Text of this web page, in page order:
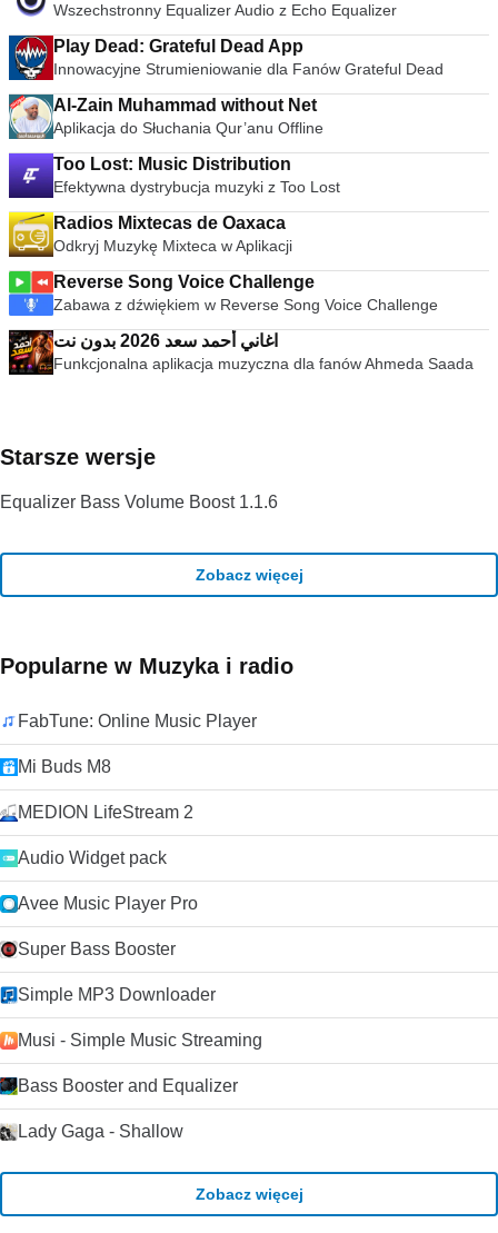
Wszechstronny Equalizer Audio z Echo Equalizer
Play Dead: Grateful Dead App
Innowacyjne Strumieniowanie dla Fanów Grateful Dead
Al-Zain Muhammad without Net
Aplikacja do Słuchania Qur’anu Offline
Too Lost: Music Distribution
Efektywna dystrybucja muzyki z Too Lost
Radios Mixtecas de Oaxaca
Odkryj Muzykę Mixteca w Aplikacji
Reverse Song Voice Challenge
Zabawa z dźwiękiem w Reverse Song Voice Challenge
اغاني أحمد سعد 2026 بدون نت
Funkcjonalna aplikacja muzyczna dla fanów Ahmeda Saada
Starsze wersje
Equalizer Bass Volume Boost 1.1.6
Zobacz więcej
Popularne w Muzyka i radio
FabTune: Online Music Player
Mi Buds M8
MEDION LifeStream 2
Audio Widget pack
Avee Music Player Pro
Super Bass Booster
Simple MP3 Downloader
Musi - Simple Music Streaming
Bass Booster and Equalizer
Lady Gaga - Shallow
Zobacz więcej